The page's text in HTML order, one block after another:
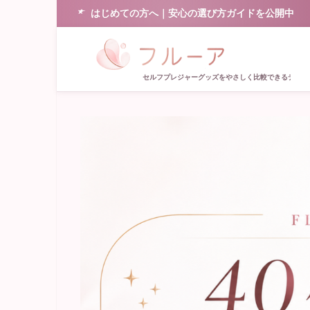
はじめての方へ｜安心の選び方ガイドを公開中
セルフプレジャーグッズをやさしく比較できるデータ